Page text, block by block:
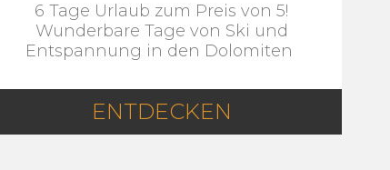
6 Tage Urlaub zum Preis von 5!
Wunderbare Tage von Ski und
Entspannung in den Dolomiten
ENTDECKEN